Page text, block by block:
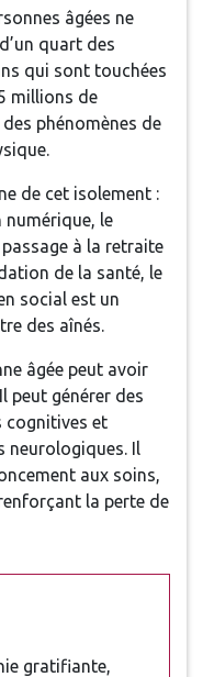
âgées ne
quart des
qui sont touchées
millions de
phénomènes de
de cet isolement :
numérique, le
à la retraite
de la santé, le
social est un
des aînés.
âgée peut avoir
peut générer des
cognitives et
neurologiques. Il
aux soins,
la perte de
gratifiante,